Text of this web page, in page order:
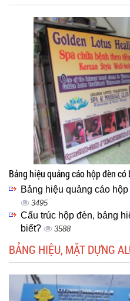
Bảng hiệu quảng cáo hộp đèn
Bảng hiệu quảng cáo
3495
Cấu trúc hộp đèn, bảng
biết?
3588
BẢNG HIỆU, MẶT DỰNG